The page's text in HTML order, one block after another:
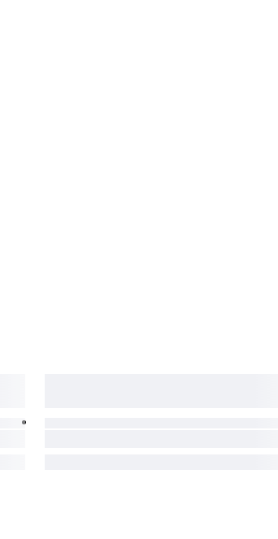
and black indexes with sub second.. The dial